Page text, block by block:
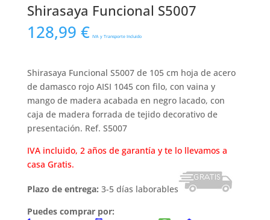
Shirasaya Funcional S5007
128,99 € IVA y Transporte Incluido
Shirasaya Funcional S5007 de 105 cm hoja de acero
de damasco rojo AISI 1045 con filo, con vaina y
mango de madera acabada en negro lacado, con
caja de madera forrada de tejido decorativo de
presentación. Ref. S5007
IVA incluido, 2 años de garantía y te lo llevamos a
casa Gratis.
Plazo de entrega: 3-5 días laborables
Puedes comprar por: